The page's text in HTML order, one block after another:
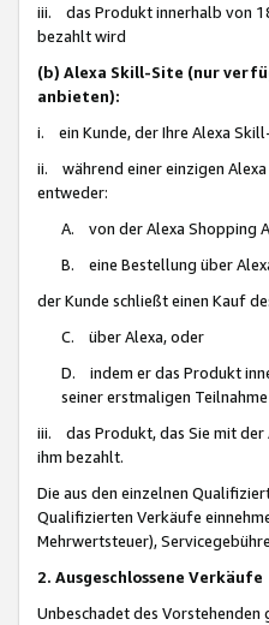
iii. das Produkt innerhalb von
bezahlt wird
(b) Alexa Skill-Site (nur
anbieten):
i. ein Kunde, der Ihre Alexa
ii. während einer einzigen
entweder:
A. von der Alexa Shopping
B. eine Bestellung über
der Kunde schließt einen Kauf
C. über Alexa, oder
D. indem er das Produkt
seiner erstmaligen
iii. das Produkt, das Sie mit der
ihm bezahlt.
Die aus den einzelnen
Qualifizierten Verkäufe
Mehrwertsteuer),
2. Ausgeschlossene Verkäufe
Unbeschadet des